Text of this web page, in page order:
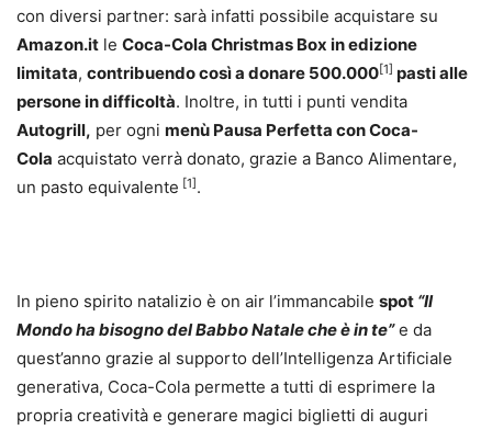
con diversi partner: sarà infatti possibile acquistare su
Amazon.it le Coca-Cola Christmas Box in edizione
limitata, contribuendo così a donare 500.000[1] pasti alle
persone in difficoltà. Inoltre, in tutti i punti vendita
Autogrill, per ogni menù Pausa Perfetta con Coca-
Cola acquistato verrà donato, grazie a Banco Alimentare,
un pasto equivalente [1].
In pieno spirito natalizio è on air l’immancabile spot “Il
Mondo ha bisogno del Babbo Natale che è in te”e da
quest’anno grazie al supporto dell’Intelligenza Artificiale
generativa, Coca-Cola permette a tutti di esprimere la
propria creatività e generare magici biglietti di auguri